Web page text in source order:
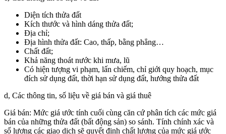
Diện tích thửa đất
Kích thước và hình dáng thửa đất;
Địa chỉ;
Địa hình thửa đất: Cao, thấp, bằng phẳng…
Chất đất;
Khả năng thoát nước khi mưa, lũ
Có hiện tượng vi phạm, lấn chiếm, chỉ giới quy hoạch, mục
đích sử dụng đất, thời hạn sử dụng đất, hướng thửa đất
d, Các thông tin, số liệu về giá bán và giá thuê
Giá bán: Mức giá ước tính cuối cùng căn cứ phân tích các mức giá
bán của những thửa đất (bất động sản) so sánh. Tính chính xác và
số lượng các giao dịch sẽ quyết định chất lượng của mức giá ước